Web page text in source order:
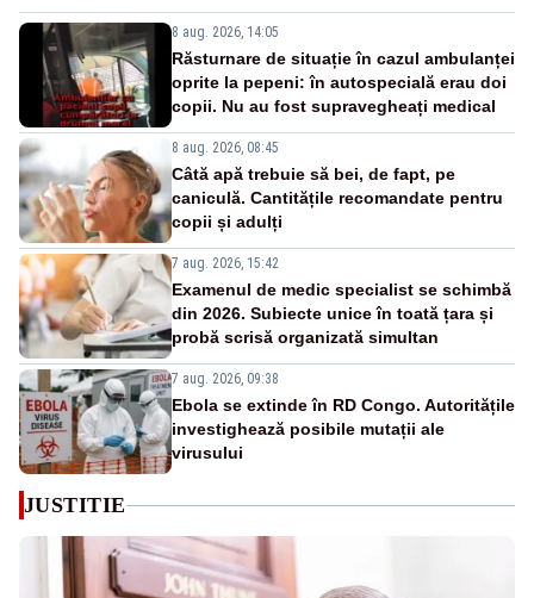
8 aug. 2026, 14:05
Răsturnare de situație în cazul ambulanței
oprite la pepeni: în autospecială erau doi
copii. Nu au fost supravegheați medical
8 aug. 2026, 08:45
Câtă apă trebuie să bei, de fapt, pe
caniculă. Cantitățile recomandate pentru
copii și adulți
7 aug. 2026, 15:42
Examenul de medic specialist se schimbă
din 2026. Subiecte unice în toată țara și
probă scrisă organizată simultan
7 aug. 2026, 09:38
Ebola se extinde în RD Congo. Autoritățile
investighează posibile mutații ale
virusului
JUSTITIE